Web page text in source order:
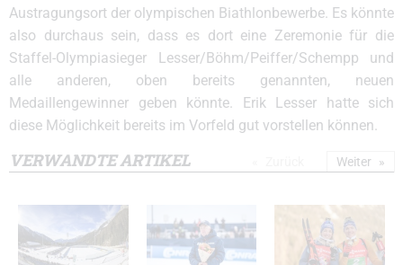
Austragungsort der olympischen Biathlonbewerbe. Es könnte
also durchaus sein, dass es dort eine Zeremonie für die
Staffel-Olympiasieger Lesser/Böhm/Peiffer/Schempp und
alle anderen, oben bereits genannten, neuen
Medaillengewinner geben könnte. Erik Lesser hatte sich
diese Möglichkeit bereits im Vorfeld gut vorstellen können.
VERWANDTE ARTIKEL Weiter